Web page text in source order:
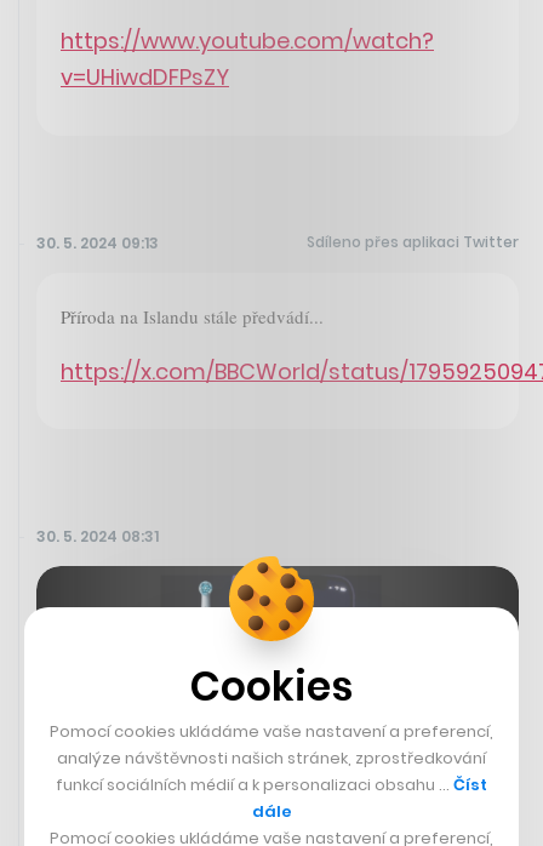
https://www.youtube.com/watch?
v=UHiwdDFPsZY
30. 5. 2024 09:13 Sdíleno přes aplikaci Twitter
Příroda na Islandu stále předvádí...
https://x.com/BBCWorld/status/
30. 5. 2024 08:31
Cookies
Pomocí cookies ukládáme vaše nastavení a preferencí,
analýze návštěvnosti našich stránek, zprostředkování
funkcí sociálních médií a k personalizaci obsahu … Číst
dále
Pomocí cookies ukládáme vaše nastavení a preferencí,